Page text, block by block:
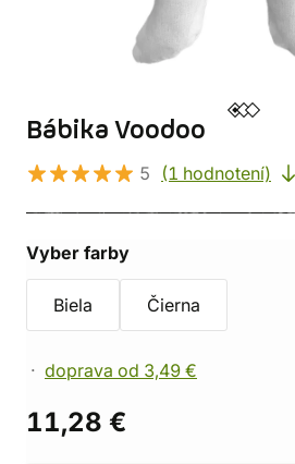
Bábika Voodoo
5 (1 hodnotení)
Vyber farby
Biela Čierna
doprava od 3,49 €
11,28 €